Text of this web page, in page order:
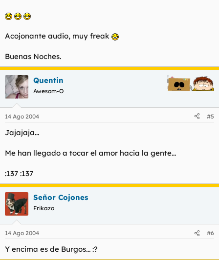
Acojonante audio, muy freak
Buenas Noches.
Quentin
Awesom-O
14 Ago 2004 #5
Jajajaja...
Me han llegado a tocar el amor hacia la gente...
:137 :137
Señor Cojones
Frikazo
14 Ago 2004 #6
Y encima es de Burgos... :?